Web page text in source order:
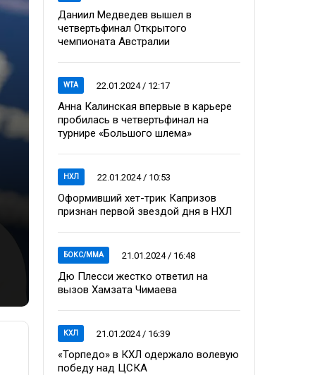
Даниил Медведев вышел в
четвертьфинал Открытого
чемпионата Австралии
WTA 22.01.2024 / 12:17
Анна Калинская впервые в карьере
пробилась в четвертьфинал на
турнире «Большого шлема»
НХЛ 22.01.2024 / 10:53
Оформивший хет-трик Капризов
признан первой звездой дня в НХЛ
БОКС/ММА 21.01.2024 / 16:48
Дю Плесси жестко ответил на
вызов Хамзата Чимаева
КХЛ 21.01.2024 / 16:39
«Торпедо» в КХЛ одержало волевую
победу над ЦСКА